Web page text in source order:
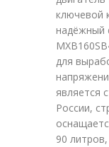
ключевой
надёжный
для
является
России,
90